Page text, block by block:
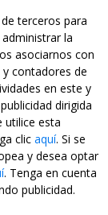
terceros para
la
asociarnos con
contadores de
en este y
dirigida
utilice esta
clic aquí. Si se
y desea optar
. Tenga en cuenta
publicidad.